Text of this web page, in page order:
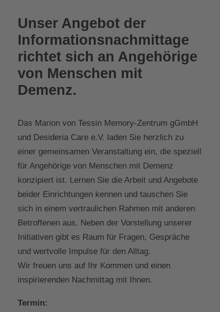
Unser Angebot der
Informationsnachmittage
richtet sich an Angehörige
von Menschen mit
Demenz.
Das Marion von Tessin Memory-Zentrum gGmbH
und Desideria Care e.V. laden Sie herzlich zu
einer gemeinsamen Veranstaltung ein, die speziell
für Angehörige von Menschen mit Demenz
konzipiert ist. Lernen Sie die Arbeit und Angebote
beider Einrichtungen kennen und tauschen Sie
sich in einem vertraulichen Rahmen mit anderen
Betroffenen aus. Neben der Vorstellung unserer
Initiativen gibt es Raum für Fragen, Gespräche
und wertvolle Impulse für den Alltag.
Wir freuen uns auf Ihr Kommen und einen
inspirierenden Nachmittag mit Ihnen.
Termin: